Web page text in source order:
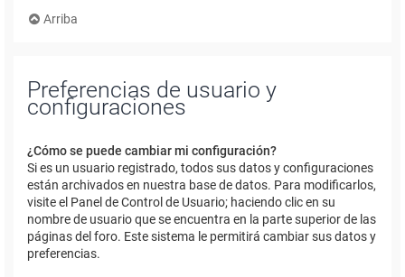
Arriba
Preferencias de usuario y
configuraciones
¿Cómo se puede cambiar mi configuración?
Si es un usuario registrado, todos sus datos y configuraciones
están archivados en nuestra base de datos. Para modificarlos,
visite el Panel de Control de Usuario; haciendo clic en su
nombre de usuario que se encuentra en la parte superior de las
páginas del foro. Este sistema le permitirá cambiar sus datos y
preferencias.